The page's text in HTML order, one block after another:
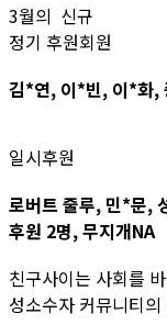
3월의 신규
정기 후원회원
김*연, 이*빈, 이*화,
일시후원
로버트 줄루, 민*문,
후원 2명, 무지개NA
친구사이는 사회를
성소수자 커뮤니티